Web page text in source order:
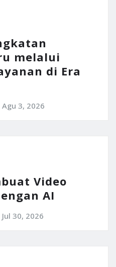
melalui
di Era
Agu 3, 2026
Video
AI
Jul 30, 2026